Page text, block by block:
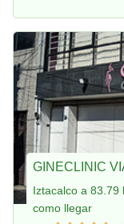
GINECLINIC
Iztacalco a 83.79
como llegar